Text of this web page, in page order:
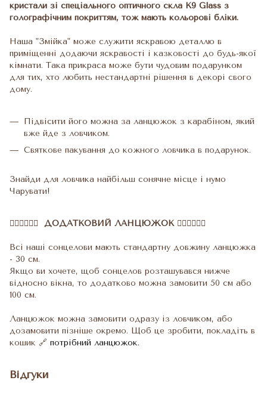
кристали зі спеціального оптичного скла K9 Glass з
голографічним покриттям, тож мають кольорові бліки.
Наша "Змійка" може служити яскравою деталлю в
приміщенні додаючи яскравості і казковості до будь-якої
кімнати. Така прикраса може бути чудовим подарунком
для тих, хто любить нестандартні рішення в декорі свого
дому.
Підвісити його можна за ланцюжок з карабіном, який
вже йде з ловчиком.
Святкове пакування до кожного ловчика в подарунок.
Знайди для ловчика найбільш сонячне місце і нумо
Чарувати!
⛓️‍💥⛓️‍💥⛓️‍💥 ДОДАТКОВИЙ ЛАНЦЮЖОК ⛓️‍💥⛓️‍💥⛓️‍💥
Всі наші сонцелови мають стандартну довжину ланцюжка
- 30 см.
Якщо ви хочете, щоб сонцелов розташувався нижче
відносно вікна, то додатково можна замовити 50 см або
100 см.
Ланцюжок можна замовити одразу із ловчиком, або
дозамовити пізніше окремо. Щоб це зробити, покладіть в
кошик 🔗 потрібний ланцюжок.
Відгуки